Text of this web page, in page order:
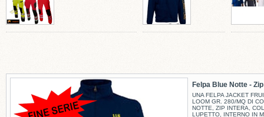
Felpa Blue Notte - Zip
UNA FELPA JACKET
LOOM GR. 280/MQ DI
NOTTE, ZIP INTERA,
LUPETTO, INTERNO IN